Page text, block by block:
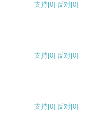
支持[0] 反对[0]
支持[0] 反对[0]
支持[0] 反对[0]